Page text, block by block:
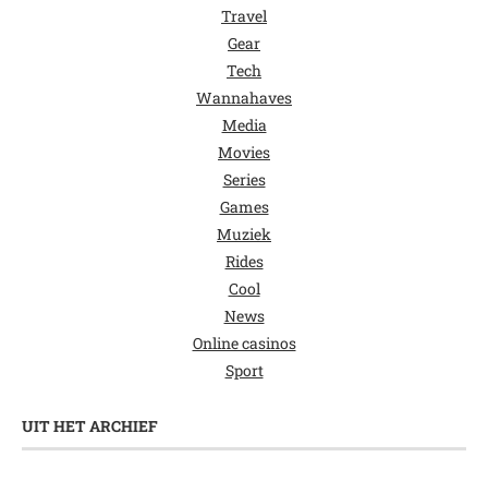
Travel
Gear
Tech
Wannahaves
Media
Movies
Series
Games
Muziek
Rides
Cool
News
Online casinos
Sport
UIT HET ARCHIEF